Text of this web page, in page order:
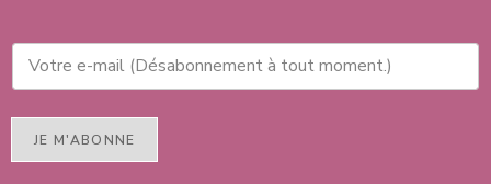
JE M'ABONNE